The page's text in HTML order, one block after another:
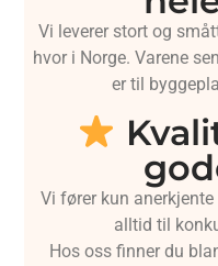
Vi leverer stort og
hvor i Norge. Varene
er til
Vi fører kun
alltid til
Hos oss finner du